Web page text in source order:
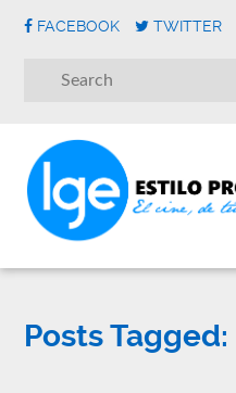
FACEBOOK TWITTER
Posts Tagged: